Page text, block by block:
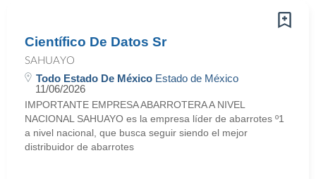
Científico De Datos Sr
SAHUAYO
Todo Estado De México Estado de México
11/06/2026
IMPORTANTE EMPRESA ABARROTERA A NIVEL
NACIONAL SAHUAYO es la empresa líder de abarrotes º1
a nivel nacional, que busca seguir siendo el mejor
distribuidor de abarrotes